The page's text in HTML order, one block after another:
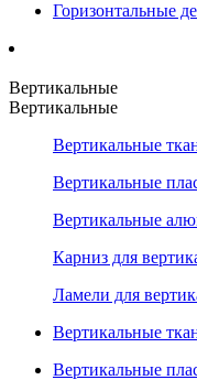
Горизонтальные
Вертикальные
Вертикальные
Вертикальные
Вертикальные
Вертикальные
Карниз для
Ламели для
Вертикальные
Вертикальные